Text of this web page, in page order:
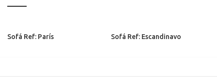
Sofá Ref: París Sofá Ref: Escandinavo